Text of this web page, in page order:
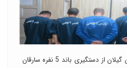
رئیس پلیس آگاهی استان گیلان از دستگیری باند 5 نفره سارقان